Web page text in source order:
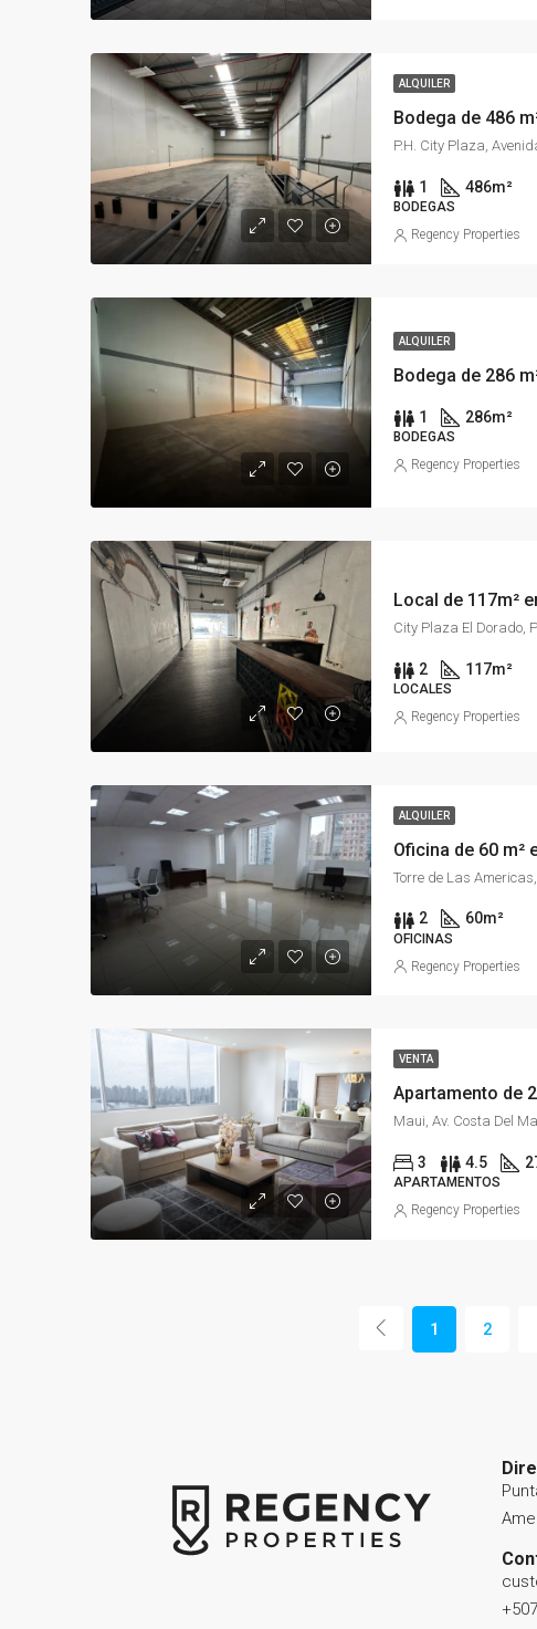
ALQUILER
Bodega de 486
P.H. City Plaza,
1 486m²
BODEGAS
Regency Properties
ALQUILER
1 286m²
BODEGAS
Regency Properties
Local de 117m²
City Plaza El Dorado,
2 117m²
LOCALES
Regency Properties
ALQUILER
2 60m²
OFICINAS
Regency Properties
VENTA
Apartamento de
Maui, Av. Costa Del
3 4.5
APARTAMENTOS
Regency Properties
1 2